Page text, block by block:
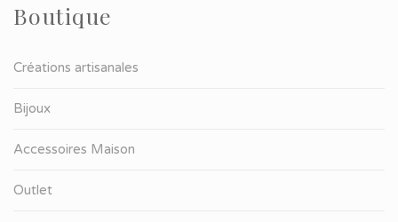
Boutique
Créations artisanales
Bijoux
Accessoires Maison
Outlet